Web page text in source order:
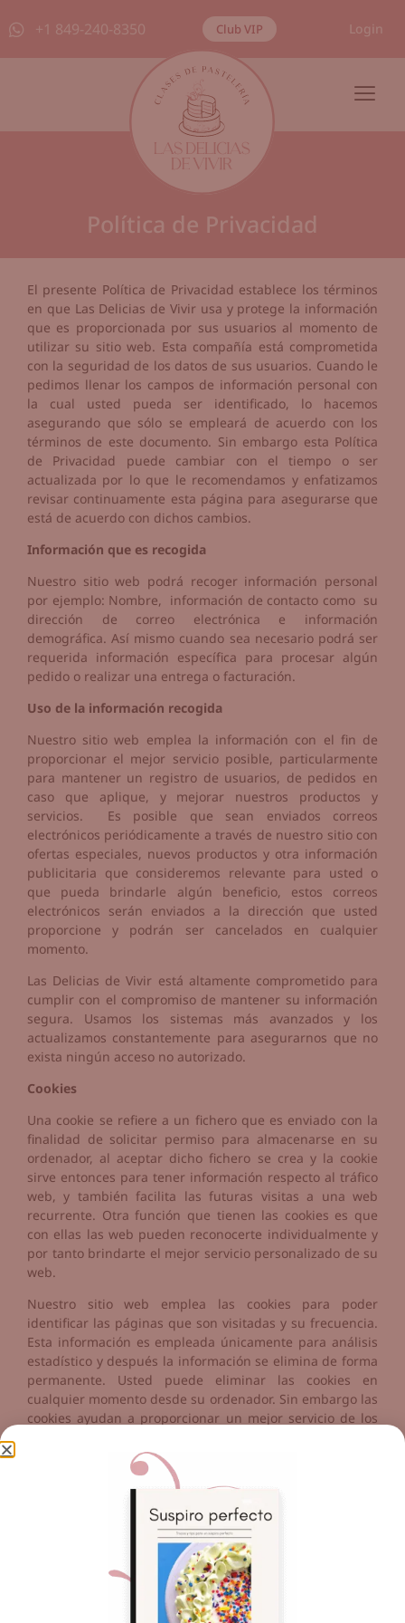
+1 849-240-8350 Club VIP Login
Política de Privacidad
El presente Política de Privacidad establece los términos
en que Las Delicias de Vivir usa y protege la información
que es proporcionada por sus usuarios al momento de
utilizar su sitio web. Esta compañía está comprometida
con la seguridad de los datos de sus usuarios. Cuando le
pedimos llenar los campos de información personal con
la cual usted pueda ser identificado, lo hacemos
asegurando que sólo se empleará de acuerdo con los
términos de este documento. Sin embargo esta Política
de Privacidad puede cambiar con el tiempo o ser
actualizada por lo que le recomendamos y enfatizamos
revisar continuamente esta página para asegurarse que
está de acuerdo con dichos cambios.
Información que es recogida
Nuestro sitio web podrá recoger información personal
por ejemplo: Nombre, información de contacto como su
dirección de correo electrónica e información
demográfica. Así mismo cuando sea necesario podrá ser
requerida información específica para procesar algún
pedido o realizar una entrega o facturación.
Uso de la información recogida
Nuestro sitio web emplea la información con el fin de
proporcionar el mejor servicio posible, particularmente
para mantener un registro de usuarios, de pedidos en
caso que aplique, y mejorar nuestros productos y
servicios. Es posible que sean enviados correos
electrónicos periódicamente a través de nuestro sitio con
ofertas especiales, nuevos productos y otra información
publicitaria que consideremos relevante para usted o
que pueda brindarle algún beneficio, estos correos
electrónicos serán enviados a la dirección que usted
proporcione y podrán ser cancelados en cualquier
momento.
Las Delicias de Vivir está altamente comprometido para
cumplir con el compromiso de mantener su información
segura. Usamos los sistemas más avanzados y los
actualizamos constantemente para asegurarnos que no
exista ningún acceso no autorizado.
Cookies
Una cookie se refiere a un fichero que es enviado con la
finalidad de solicitar permiso para almacenarse en su
ordenador, al aceptar dicho fichero se crea y la cookie
sirve entonces para tener información respecto al tráfico
web, y también facilita las futuras visitas a una web
recurrente. Otra función que tienen las cookies es que
con ellas las web pueden reconocerte individualmente y
por tanto brindarte el mejor servicio personalizado de su
web.
Nuestro sitio web emplea las cookies para poder
identificar las páginas que son visitadas y su frecuencia.
Esta información es empleada únicamente para análisis
estadístico y después la información se elimina de forma
permanente. Usted puede eliminar las cookies en
cualquier momento desde su ordenador. Sin embargo las
cookies ayudan a proporcionar un mejor servicio de los
ordenador ni de usted, a menos de que usted así lo
quiera y la proporcione directamente . Usted puede
aceptar o negar el uso de cookies, sin embargo la
mayoría de navegadores aceptan cookies
automáticamente pues sirve para tener un mejor servicio
web. También usted puede cambiar la configuración de
su ordenador para declinar las cookies. Si se declinan es
posible que no pueda utilizar algunos de nuestros